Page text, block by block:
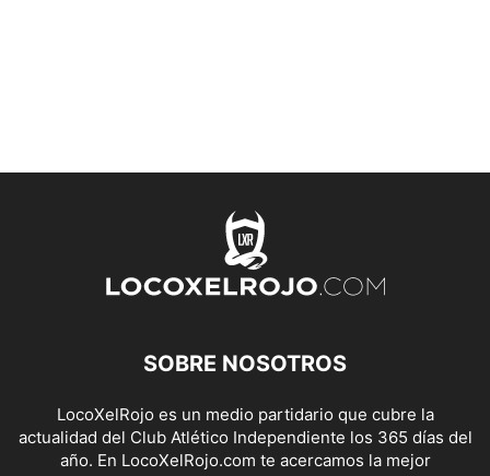
SOBRE NOSOTROS
LocoXelRojo es un medio partidario que cubre la
actualidad del Club Atlético Independiente los 365 días del
año. En LocoXelRojo.com te acercamos la mejor